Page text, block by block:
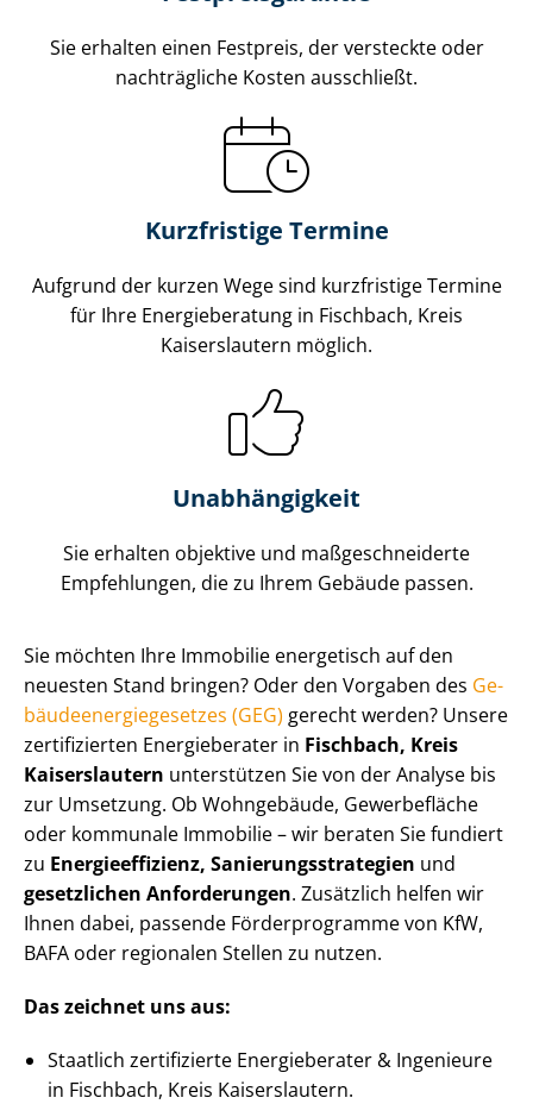
Sie erhalten einen Festpreis, der versteckte oder
nachträgliche Kosten ausschließt.
Kurzfristige Termine
Aufgrund der kurzen Wege sind kurzfristige Termine
für Ihre Energieberatung in Fischbach, Kreis
Kaiserslautern möglich.
Unabhängigkeit
Sie erhalten objektive und maß­ge­schnei­der­te
Empfehlungen, die zu Ihrem Gebäude passen.
Sie möchten Ihre Immobilie energetisch auf den
neuesten Stand bringen? Oder den Vorgaben des Ge­
bäu­de­en­er­gie­ge­set­zes (GEG) gerecht werden? Unsere
zertifizierten Energieberater in Fischbach, Kreis
Kaiserslautern unterstützen Sie von der Analyse bis
zur Umsetzung. Ob Wohngebäude, Gewerbefläche
oder kommunale Immobilie – wir beraten Sie fundiert
zu En­er­gie­ef­fi­zi­enz, Sa­nie­rungs­stra­te­gien und
gesetzlichen Anforderungen. Zusätzlich helfen wir
Ihnen dabei, passende Förderprogramme von KfW,
BAFA oder regionalen Stellen zu nutzen.
Das zeichnet uns aus:
Staatlich zertifizierte Energieberater & Ingenieure
in Fischbach, Kreis Kaiserslautern.